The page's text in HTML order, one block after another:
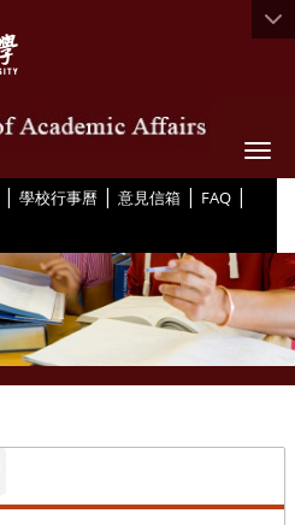
| 學校行事曆 | 意見信箱 | FAQ |